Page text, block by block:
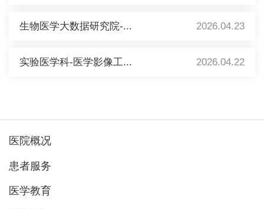
生物医学大数据研究院-... 2026.04.23
实验医学科-医学影像工... 2026.04.22
医院概况
患者服务
医学教育